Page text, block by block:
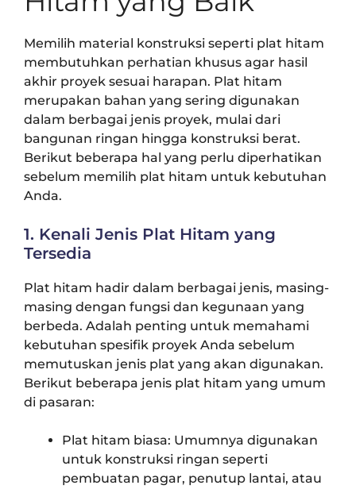
Memilih material konstruksi seperti plat hitam
membutuhkan perhatian khusus agar hasil
akhir proyek sesuai harapan. Plat hitam
merupakan bahan yang sering digunakan
dalam berbagai jenis proyek, mulai dari
bangunan ringan hingga konstruksi berat.
Berikut beberapa hal yang perlu diperhatikan
sebelum memilih plat hitam untuk kebutuhan
Anda.
1. Kenali Jenis Plat Hitam yang
Tersedia
Plat hitam hadir dalam berbagai jenis, masing-
masing dengan fungsi dan kegunaan yang
berbeda. Adalah penting untuk memahami
kebutuhan spesifik proyek Anda sebelum
memutuskan jenis plat yang akan digunakan.
Berikut beberapa jenis plat hitam yang umum
di pasaran:
Plat hitam biasa: Umumnya digunakan
untuk konstruksi ringan seperti
pembuatan pagar, penutup lantai, atau